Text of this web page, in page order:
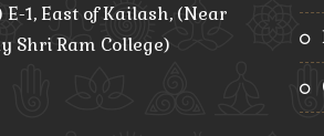
E-1, East of Kailash, (Near
Shri Ram College)